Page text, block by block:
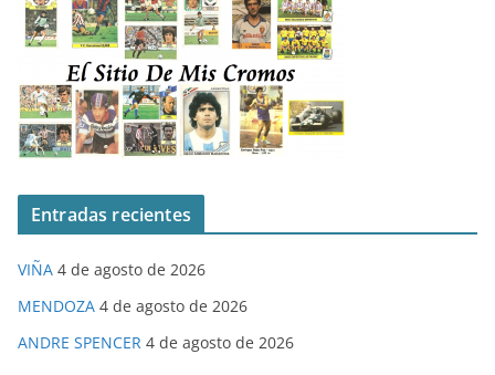
Entradas recientes
VIÑA 4 de agosto de 2026
MENDOZA 4 de agosto de 2026
ANDRE SPENCER 4 de agosto de 2026